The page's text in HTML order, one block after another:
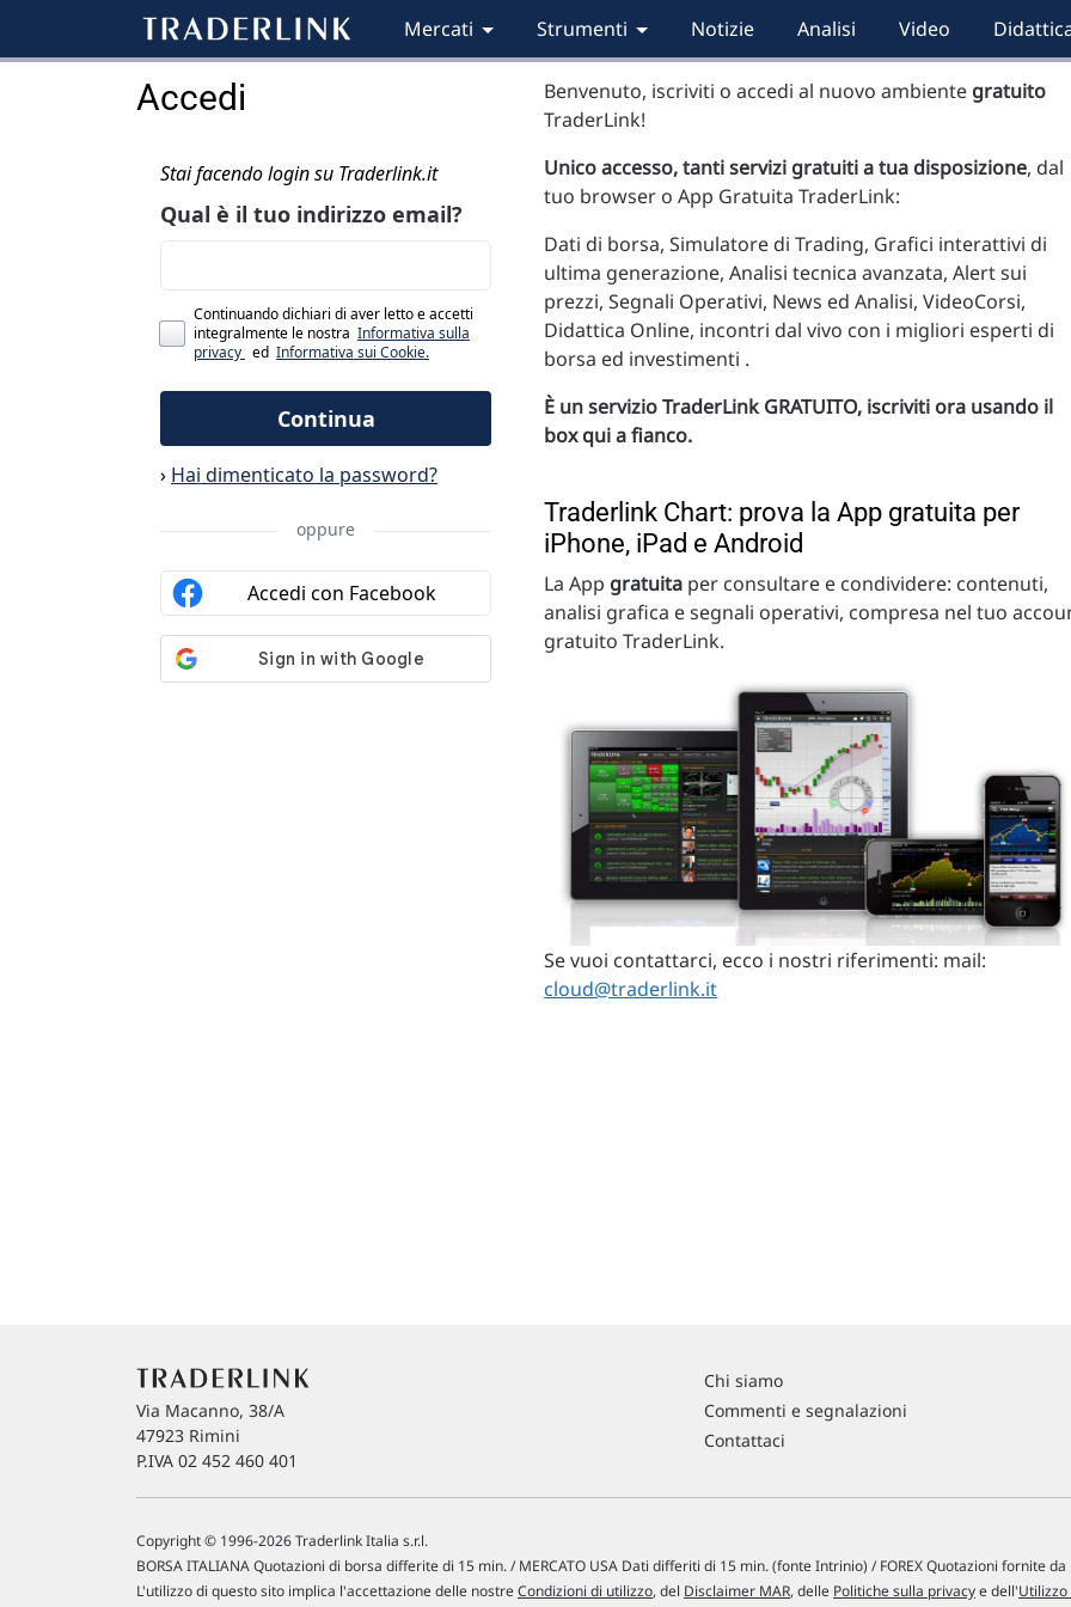
Mercati Strumenti Notizie Analisi Video
Accedi Benvenuto, iscriviti o accedi al nuovo ambiente gratuito
TraderLink!
Unico accesso, tanti servizi gratuiti a tua disposizione, dal
tuo browser o App Gratuita TraderLink:
Dati di borsa, Simulatore di Trading, Grafici interattivi di
ultima generazione, Analisi tecnica avanzata, Alert sui
prezzi, Segnali Operativi, News ed Analisi, VideoCorsi,
Didattica Online, incontri dal vivo con i migliori esperti di
borsa ed investimenti .
È un servizio TraderLink GRATUITO, iscriviti ora usando il
box qui a fianco.
Traderlink Chart: prova la App gratuita per
iPhone, iPad e Android
La App gratuita per consultare e condividere: contenuti,
analisi grafica e segnali operativi, compresa nel tuo
gratuito TraderLink.
Se vuoi contattarci, ecco i nostri riferimenti: mail:
cloud@traderlink.it
Via Macanno, 38/A
47923 Rimini
P.IVA 02 452 460 401
Chi siamo
Commenti e segnalazioni
Contattaci
Copyright © 1996-2026 Traderlink Italia s.r.l.
BORSA ITALIANA Quotazioni di borsa differite di 15 min. / MERCATO USA Dati differiti di 15 min. (fonte Intrinio) / FOREX Quotazioni fornite da
L'utilizzo di questo sito implica l'accettazione delle nostreCondizioni di utilizzo, del Disclaimer MAR, delle Politiche sulla privacye dell'